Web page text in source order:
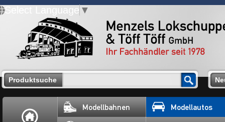
Select Language ▼
Produktsuche
Modellbahnen Modellautos